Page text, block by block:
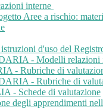
interne
Aree a rischio:
istruzioni d'uso del
- Modelli relazioni
- Rubriche di
- Rubriche di
- Schede di valutazione
degli apprendimenti